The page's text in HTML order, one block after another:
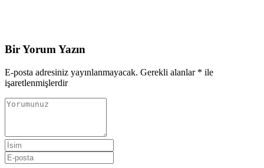
Bir Yorum Yazın
E-posta adresiniz yayınlanmayacak. Gerekli alanlar * ile
işaretlenmişlerdir